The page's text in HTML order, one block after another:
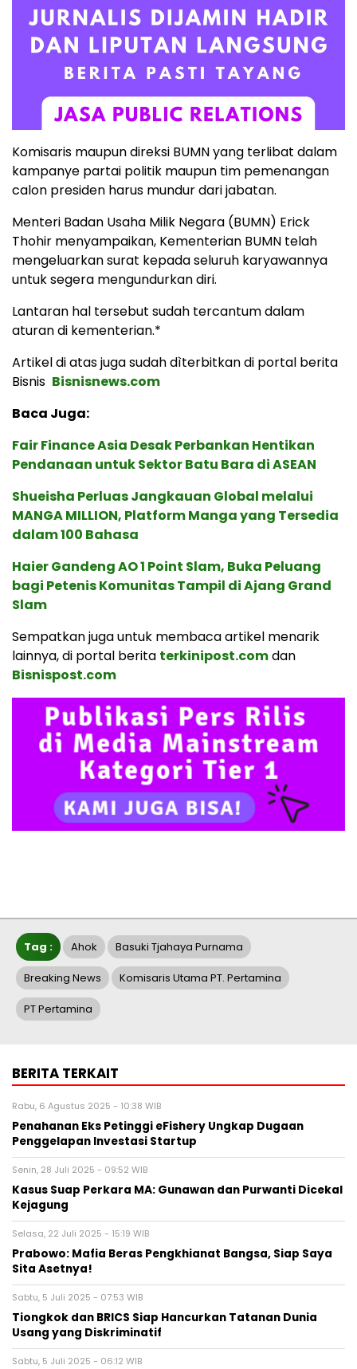
Komisaris maupun direksi BUMN yang terlibat dalam
kampanye partai politik maupun tim pemenangan
calon presiden harus mundur dari jabatan.
Menteri Badan Usaha Milik Negara (BUMN) Erick
Thohir menyampaikan, Kementerian BUMN telah
mengeluarkan surat kepada seluruh karyawannya
untuk segera mengundurkan diri.
Lantaran hal tersebut sudah tercantum dalam
aturan di kementerian.*
Artikel di atas juga sudah dìterbitkan di portal berita
Bisnis Bisnisnews.com
Baca Juga:
Fair Finance Asia Desak Perbankan Hentikan
Pendanaan untuk Sektor Batu Bara di ASEAN
Shueisha Perluas Jangkauan Global melalui
MANGA MILLION, Platform Manga yang Tersedia
dalam 100 Bahasa
Haier Gandeng AO 1 Point Slam, Buka Peluang
bagi Petenis Komunitas Tampil di Ajang Grand
Slam
Sempatkan juga untuk membaca artikel menarik
lainnya, di portal berita terkinipost.comdan
Bisnispost.com
Tag : Ahok Basuki Tjahaya Purnama
Breaking News Komisaris Utama PT. Pertamina
PT Pertamina
BERITA TERKAIT
Rabu, 6 Agustus 2025 - 10:38 WIB
Penahanan Eks Petinggi eFishery Ungkap Dugaan
Penggelapan Investasi Startup
Senin, 28 Juli 2025 - 09:52 WIB
Kasus Suap Perkara MA: Gunawan dan Purwanti Dicekal
Kejagung
Selasa, 22 Juli 2025 - 15:19 WIB
Prabowo: Mafia Beras Pengkhianat Bangsa, Siap Saya
Sita Asetnya!
Sabtu, 5 Juli 2025 - 07:53 WIB
Tiongkok dan BRICS Siap Hancurkan Tatanan Dunia
Usang yang Diskriminatif
Sabtu, 5 Juli 2025 - 06:12 WIB